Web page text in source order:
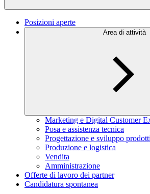
Posizioni aperte
Area di attività
Marketing e Digital Customer
Posa e assistenza tecnica
Progettazione e sviluppo prodotti
Produzione e logistica
Vendita
Amministrazione
Offerte di lavoro dei partner
Candidatura spontanea